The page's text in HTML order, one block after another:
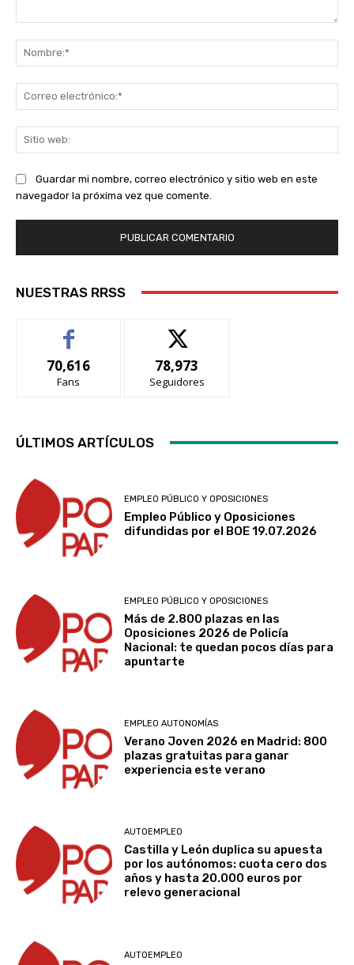
Guardar mi nombre, correo electrónico y sitio web en este
navegador la próxima vez que comente.
NUESTRAS RRSS
70,616
Fans
78,973
Seguidores
ÚLTIMOS ARTÍCULOS
EMPLEO PÚBLICO Y OPOSICIONES
Empleo Público y Oposiciones
difundidas por el BOE 19.07.2026
EMPLEO PÚBLICO Y OPOSICIONES
Más de 2.800 plazas en las
Oposiciones 2026 de Policía
Nacional: te quedan pocos días para
apuntarte
EMPLEO AUTONOMÍAS
Verano Joven 2026 en Madrid: 800
plazas gratuitas para ganar
experiencia este verano
AUTOEMPLEO
Castilla y León duplica su apuesta
por los autónomos: cuota cero dos
años y hasta 20.000 euros por
relevo generacional
AUTOEMPLEO